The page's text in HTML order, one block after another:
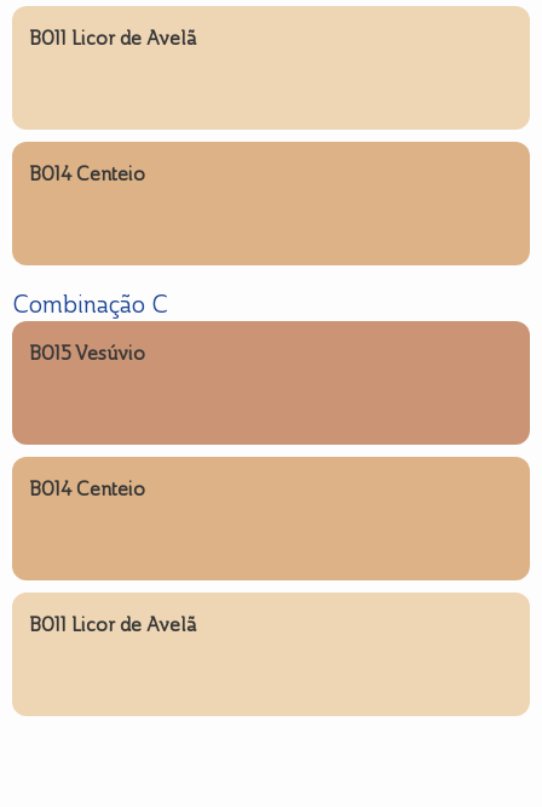
B011 Licor de Avelã
B014 Centeio
Combinação C
B015 Vesúvio
B014 Centeio
B011 Licor de Avelã